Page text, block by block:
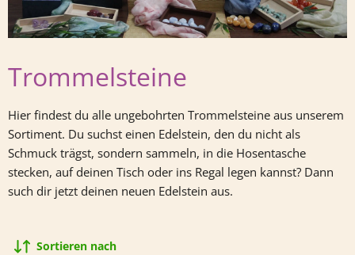
Trommelsteine
Hier findest du alle ungebohrten Trommelsteine aus unserem
Sortiment. Du suchst einen Edelstein, den du nicht als
Schmuck trägst, sondern sammeln, in die Hosentasche
stecken, auf deinen Tisch oder ins Regal legen kannst? Dann
such dir jetzt deinen neuen Edelstein aus.
Sortieren nach